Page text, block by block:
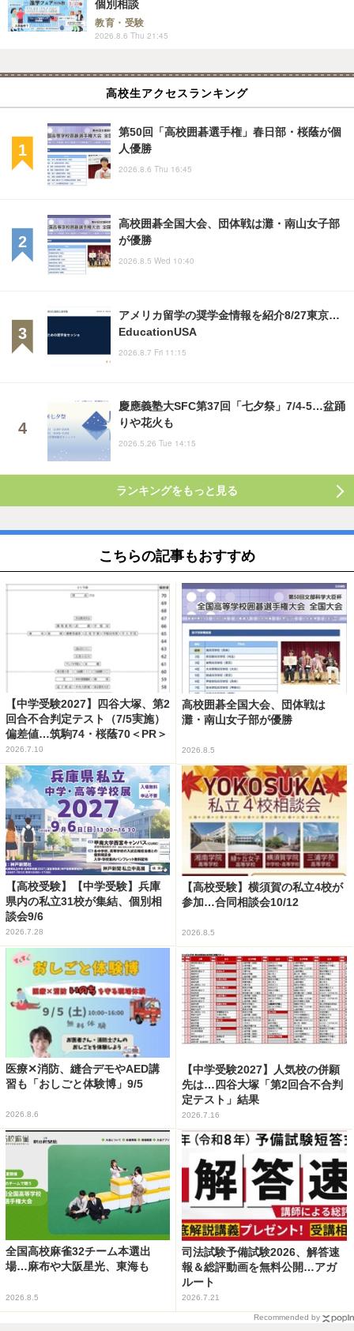
個別相談
教育・受験
2026.8.6 Thu 21:45
高校生アクセスランキング
第50回「高校囲碁選手権」春日部・桜蔭が個
人優勝
2026.8.6 Thu 16:45
高校囲碁全国大会、団体戦は灘・南山女子部
が優勝
2026.8.5 Wed 10:40
アメリカ留学の奨学金情報を紹介8/27東京…
EducationUSA
2026.8.7 Fri 11:15
慶應義塾大SFC第37回「七夕祭」7/4-5…盆踊
りや花火も
2026.5.26 Tue 14:15
ランキングをもっと見る
こちらの記事もおすすめ
【中学受験2027】四谷大塚、第2
回合不合判定テスト（7/5実施）
偏差値…筑駒74・桜蔭70＜PR＞
2026.7.10
高校囲碁全国大会、団体戦は
灘・南山女子部が優勝
2026.8.5
【高校受験】【中学受験】兵庫
県内の私立31校が集結、個別相
談会9/6
2026.7.28
【高校受験】横須賀の私立4校が
参加…合同相談会10/12
2026.8.5
医療✕消防、縫合デモやAED講
習も「おしごと体験博」9/5
2026.8.6
【中学受験2027】人気校の併願
先は…四谷大塚「第2回合不合判
定テスト」結果
2026.7.16
全国高校麻雀32チーム本選出
場…麻布や大阪星光、東海も
2026.8.5
司法試験予備試験2026、解答速
報＆総評動画を無料公開…アガ
ルート
2026.7.21
Recommended by